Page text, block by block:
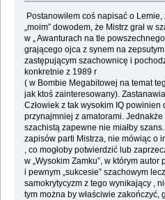
Postanowiłem coś napisać o
„moim” dowodem, że Mistrz grał w
w „ Awanturach na tle
grającego ojca z synem na
zastępującym szachownicę i
konkretnie z 1989 r
( w Bombie Megabitowej na temat
jak ktoś zainteresowany).
Człowiek z tak wysokim IQ
przynajmniej z amatorami.
szachistą zapewne nie miałby
zapisów parti Mistrza, nie mówiąc o
, co mogłoby potwierdzić lub
w „Wysokim Zamku”, w którym
i pewnym „sukcesie” szachowym
samokrytycyzm z tego wynikający ,
tym można by właściwie zakończyć,